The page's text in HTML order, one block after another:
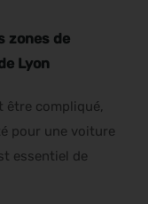
zones de
Lyon
être compliqué,
pour une voiture
essentiel de